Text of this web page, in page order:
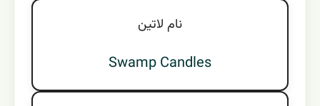
نام لاتين
Swamp Candles